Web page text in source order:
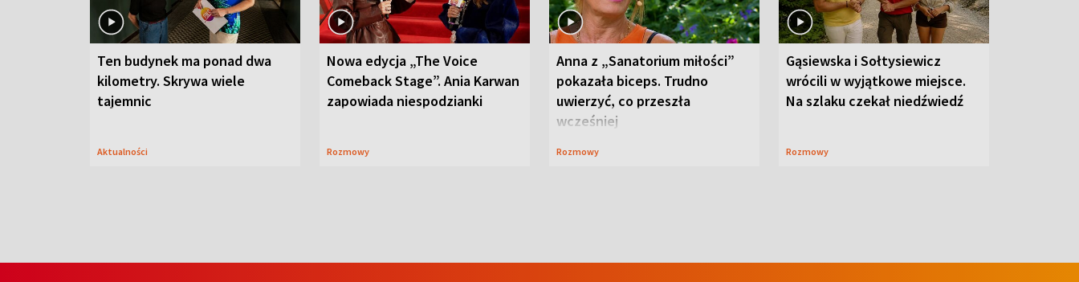
Ten budynek ma ponad dwa
kilometry. Skrywa wiele
tajemnic
Aktualności
Nowa edycja „The Voice
Comeback Stage”. Ania Karwan
zapowiada niespodzianki
Rozmowy
Anna z „Sanatorium miłości”
pokazała biceps. Trudno
uwierzyć, co przeszła
wcześniej
Rozmowy
Gąsiewska i Sołtysiewicz
wrócili w wyjątkowe miejsce.
Na szlaku czekał niedźwiedź
Rozmowy